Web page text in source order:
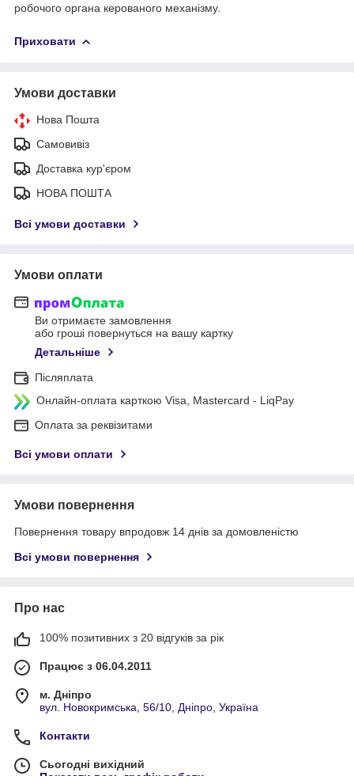
робочого органа керованого механізму.
Приховати
Умови доставки
Нова Пошта
Самовивіз
Доставка кур'єром
НОВА ПОШТА
Всі умови доставки
Умови оплати
Ви отримаєте замовлення
або гроші повернуться на вашу картку
Детальніше
Післяплата
Онлайн-оплата карткою Visa, Mastercard - LiqPay
Оплата за реквізитами
Всі умови оплати
Умови повернення
Повернення товару впродовж 14 днів за домовленістю
Всі умови повернення
Про нас
100% позитивних з 20 відгуків за рік
Працює з 06.04.2011
м. Дніпро
вул. Новокримська, 56/10, Дніпро, Україна
Контакти
Сьогодні вихідний